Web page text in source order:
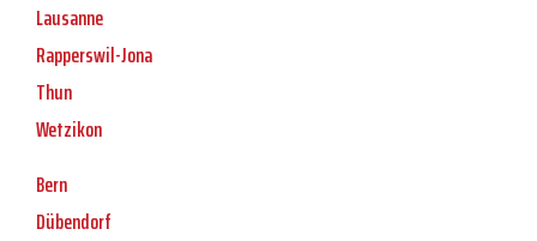
Lausanne
Rapperswil-Jona
Thun
Wetzikon
Bern
Dübendorf